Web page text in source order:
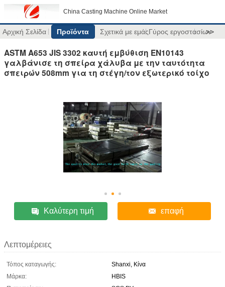
China Casting Machine Online Market
Αρχική Σελίδα Προϊόντα Σχετικά με εμάςΓύρος εργοστασίων
>>
ASTM A653 JIS 3302 καυτή εμβύθιση EN10143
γαλβάνισε τη σπείρα χάλυβα με την ταυτότητα
σπειρών 508mm για τη στέγη/τον εξωτερικό τοίχο
Καλύτερη τιμή επαφή
Λεπτομέρειες
Τόπος καταγωγής:
Shanxi, Κίνα
Μάρκα:
HBIS